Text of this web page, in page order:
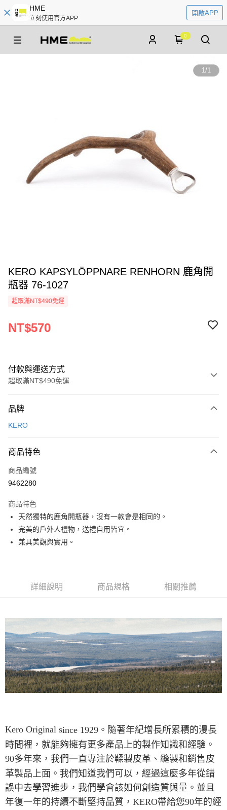
HME
立刻使用官方APP
開啟APP
0
1/1
KERO KAPSYLÖPPNARE RENHORN 鹿角開
瓶器 76-1027
超取滿NT$490免運
NT$570
付款與運送方式
超取滿NT$490免運
信用卡一次付款
3 期 0 利率 每期
合作金庫商業銀行
上海商業儲蓄銀行
臺灣中小企業銀行
匯豐（台灣）商業銀行
華泰商業銀行
聯邦商業銀行
遠東國際商業銀行
元大商業銀行
超商取貨付款
LINE Pay
Apple Pay
ATM付款
7-11取貨付款
每筆NT$60，滿NT$490(含以上)免運費
付款後7-11取貨
每筆NT$60，滿NT$490(含以上)免運費
離島宅配
每筆NT$80，滿NT$490(含以上)免運費
付款後門市自取
免運費
品牌
KERO
商品特色
商品編號
9462280
商品特色
天然獨特的鹿角開瓶器，沒有一款會是相同的。
完美的戶外人禮物，送禮自用皆宜。
兼具美觀與實用。
詳細說明 商品規格 相關推薦
Kero Original since 1929。隨著年紀增長所累積的漫長
時間裡，就能夠擁有更多產品上的製作知識和經驗。
90多年來，我們一直專注於鞣製皮革、縫製和銷售皮
革製品上面。我們知道我們可以，經過這麼多年從錯
誤中去學習進步，我們學會該如何創造質與量。並且
年復一年的持續不斷堅持品質，KERO帶給您90年的經